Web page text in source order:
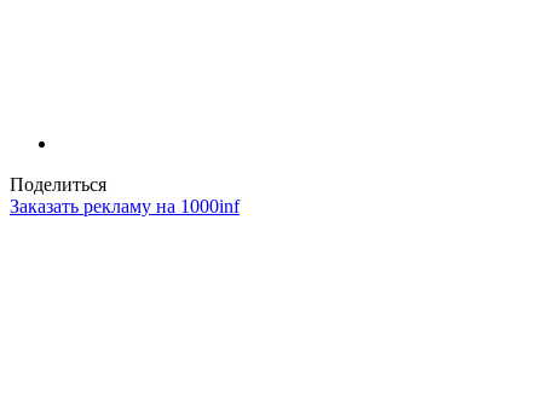
Поделиться
Заказать рекламу на 1000inf